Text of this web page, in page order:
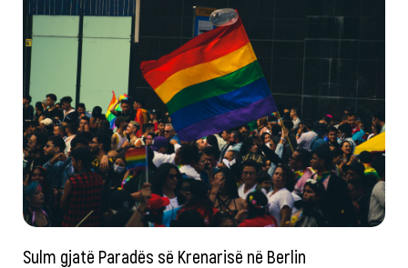
Sulm gjatë Paradës së Krenarisë në Berlin